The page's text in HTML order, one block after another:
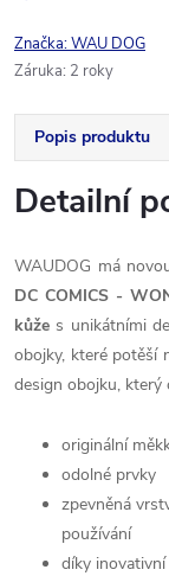
Značka:WAU DOG
Záruka: 2 roky
Popis produktu
Detailní
WAUDOG má
DC COMICS -
kůže s unikátními
obojky, které potěší
design obojku,
originální
odolné prvky
zpevněná
používání
díky